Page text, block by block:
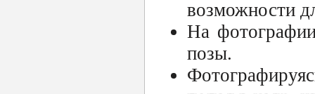
возможности
На
позы.